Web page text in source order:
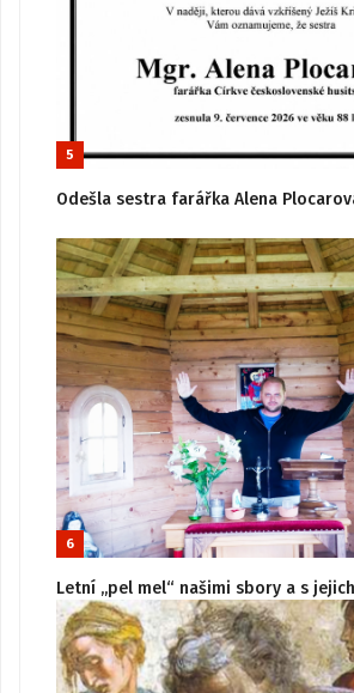
5
Odešla sestra farářka Alena
6
Letní „pel mel“ našimi sbory a s